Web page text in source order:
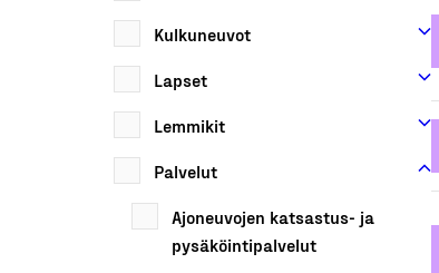
Kulkuneuvot
Lapset
Lemmikit
Palvelut
Ajoneuvojen katsastus- ja
pysäköintipalvelut